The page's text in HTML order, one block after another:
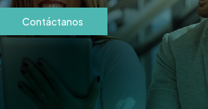
Contáctanos